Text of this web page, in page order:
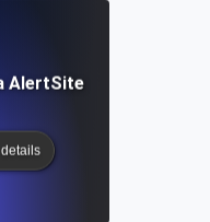
AlertSite